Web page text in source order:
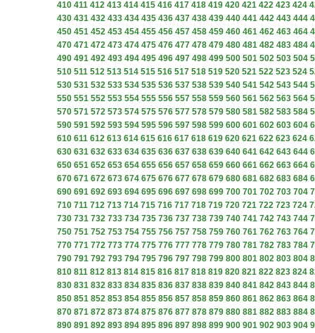
410 411 412 413 414 415 416 417 418 419 420 421 422 423 424
430 431 432 433 434 435 436 437 438 439 440 441 442 443 444
450 451 452 453 454 455 456 457 458 459 460 461 462 463 464
470 471 472 473 474 475 476 477 478 479 480 481 482 483 484
490 491 492 493 494 495 496 497 498 499 500 501 502 503 504
510 511 512 513 514 515 516 517 518 519 520 521 522 523 524
530 531 532 533 534 535 536 537 538 539 540 541 542 543 544
550 551 552 553 554 555 556 557 558 559 560 561 562 563 564
570 571 572 573 574 575 576 577 578 579 580 581 582 583 584
590 591 592 593 594 595 596 597 598 599 600 601 602 603 604
610 611 612 613 614 615 616 617 618 619 620 621 622 623 624
630 631 632 633 634 635 636 637 638 639 640 641 642 643 644
650 651 652 653 654 655 656 657 658 659 660 661 662 663 664
670 671 672 673 674 675 676 677 678 679 680 681 682 683 684
690 691 692 693 694 695 696 697 698 699 700 701 702 703 704
710 711 712 713 714 715 716 717 718 719 720 721 722 723 724
730 731 732 733 734 735 736 737 738 739 740 741 742 743 744
750 751 752 753 754 755 756 757 758 759 760 761 762 763 764
770 771 772 773 774 775 776 777 778 779 780 781 782 783 784
790 791 792 793 794 795 796 797 798 799 800 801 802 803 804
810 811 812 813 814 815 816 817 818 819 820 821 822 823 824
830 831 832 833 834 835 836 837 838 839 840 841 842 843 844
850 851 852 853 854 855 856 857 858 859 860 861 862 863 864
870 871 872 873 874 875 876 877 878 879 880 881 882 883 884
890 891 892 893 894 895 896 897 898 899 900 901 902 903 904